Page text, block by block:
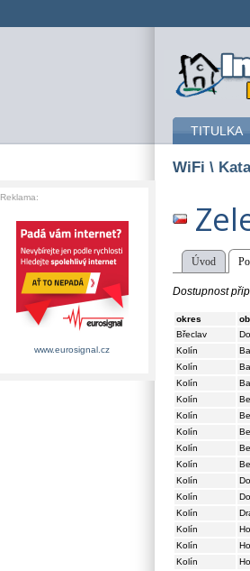
TITULKA
WiFi \
Úvod
Dostupnost
okres
Břeclav
Kolín
Kolín
Kolín
Kolín
Kolín
Kolín
Kolín
Kolín
Kolín
Kolín
Kolín
Kolín
Kolín
Kolín
Reklama:
www.eurosignal.cz